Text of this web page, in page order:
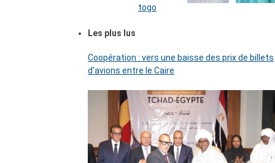
togo
Les plus lus
Coopération : vers une baisse des prix de billets
d’avions entre le Caire